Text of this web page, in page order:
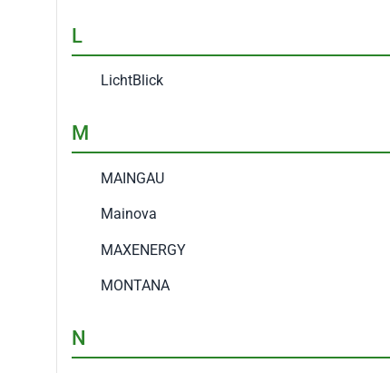
L
LichtBlick
M
MAINGAU
Mainova
MAXENERGY
MONTANA
N